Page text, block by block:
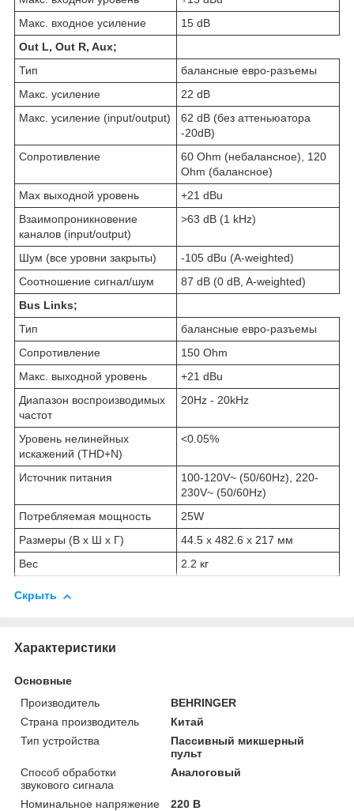
Макс. входное усиление
15 dB
Out L, Out R, Aux;
Тип
балансные евро-разъемы
Макс. усиление
22 dB
Макс. усиление (input/output)
62 dB (без аттеньюатора
-20dB)
Сопротивление
60 Ohm (небалансное), 120
Ohm (балансное)
Мах выходной уровень
+21 dBu
Взаимопроникновение
каналов (input/output)
>63 dB (1 kHz)
Шум (все уровни закрыты)
-105 dBu (A-weighted)
Соотношение сигнал/шум
87 dB (0 dB, A-weighted)
Bus Links;
Тип
балансные евро-разъемы
Сопротивление
150 Ohm
Макс. выходной уровень
+21 dBu
Диапазон воспроизводимых
частот
20Hz - 20kHz
Уровень нелинейных
искажений (THD+N)
<0.05%
Источник питания
100-120V~ (50/60Hz), 220-
230V~ (50/60Hz)
Потребляемая мощность
25W
Размеры (В х Ш х Г)
44.5 х 482.6 х 217 мм
Вес
2.2 кг
Скрыть
Характеристики
Основные
Производитель
BEHRINGER
Страна производитель
Китай
Тип устройства
Пассивный микшерный
пульт
Способ обработки
звукового сигнала
Аналоговый
Номинальное напряжение
220 В